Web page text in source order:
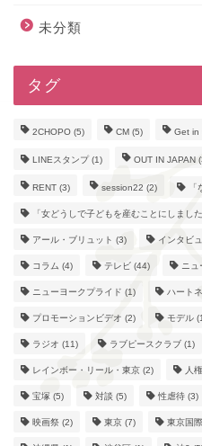
未分類
タグ
2CHOPO (5) CM (5) Get in
LINEスタンプ(1) OUT IN JAPAN
RENT (3) session22 (2)
「女どうしで子どもを産むことにしました
アール・ブリュット (3) インタビ
コラム (4) テレビ (44) ニュ
ニューヨークプライド (1) ハート
プロモーションビデオ (2) モデル
ラジオ (11) ラブピースクラブ (1)
レインボー・リール・東京 (2) 人
宝塚 (5) 対談 (5) 性虐待 (3)
映画祭 (2) 東京 (7) 東京国